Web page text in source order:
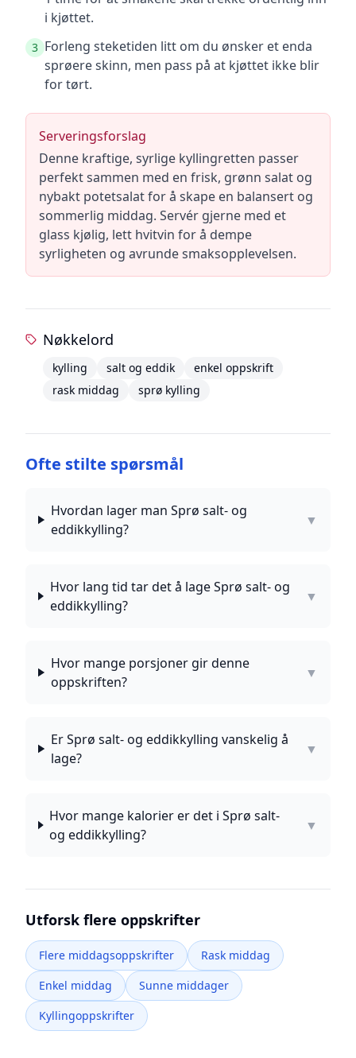
i kjøttet.
3 Forleng steketiden litt om du ønsker et enda
sprøere skinn, men pass på at kjøttet ikke blir
for tørt.
Serveringsforslag
Denne kraftige, syrlige kyllingretten passer
perfekt sammen med en frisk, grønn salat og
nybakt potetsalat for å skape en balansert og
sommerlig middag. Servér gjerne med et
glass kjølig, lett hvitvin for å dempe
syrligheten og avrunde smaksopplevelsen.
Nøkkelord
kylling salt og eddik
enkel oppskrift
rask middag
sprø kylling
Ofte stilte spørsmål
Hvordan lager man Sprø salt- og
eddikkylling?
▼
Hvor lang tid tar det å lage Sprø salt- og
eddikkylling?
▼
Hvor mange porsjoner gir denne
oppskriften?
▼
Er Sprø salt- og eddikkylling vanskelig å
lage?
▼
Hvor mange kalorier er det i Sprø salt-
og eddikkylling?
▼
Utforsk flere oppskrifter
Flere middagsoppskrifter
Rask middag
Enkel middag
Sunne middager
Kyllingoppskrifter